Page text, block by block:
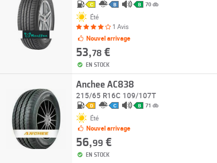
C B B 70 db
Été
1 Avis
Nouvel arrivage
53,78€
EN STOCK
Anchee AC838
215/65 R16C 109/107T
D C B 71 db
Été
Nouvel arrivage
56,99 €
EN STOCK